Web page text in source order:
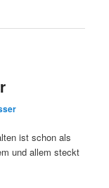
ist schon als
und allem steckt